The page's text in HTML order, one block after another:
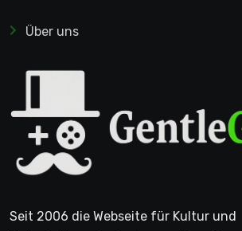
Über uns
Seit 2006 die Webseite für Kultur und